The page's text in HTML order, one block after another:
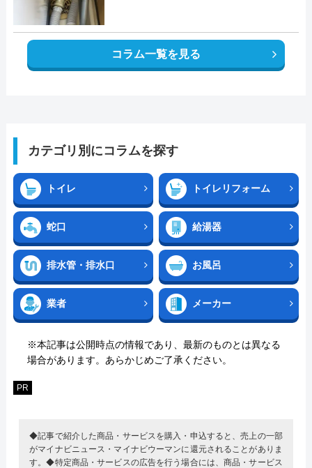
コラム一覧を見る
カテゴリ別にコラムを探す
トイレ トイレリフォーム
蛇口 給湯器
排水管・排水口 お風呂
業者 メーカー
※本記事は公開時点の情報であり、最新のものとは異なる
場合があります。あらかじめご了承ください。
PR
◆記事で紹介した商品・サービスを購入・申込すると、売上の一部
がマイナビニュース・マイナビウーマンに還元されることがありま
す。◆特定商品・サービスの広告を行う場合には、商品・サービス